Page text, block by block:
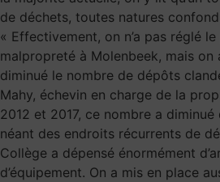
de déchets, toutes natures
« Effectivement, on n’a pas réglé
malpropreté à Molenbeek, mais on
diminué le nombre de dépôts
Mahy, échevin en charge de la
2012 et 2017, ce nombre a
néant des endroits récurrents de
Collège a dépensé énormément
d’équipement. On a mis en place